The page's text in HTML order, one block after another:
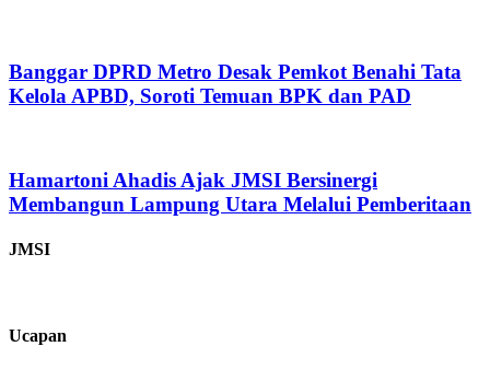
Banggar DPRD Metro Desak Pemkot Benahi Tata
Kelola APBD, Soroti Temuan BPK dan PAD
Hamartoni Ahadis Ajak JMSI Bersinergi
Membangun Lampung Utara Melalui Pemberitaan
JMSI
Ucapan